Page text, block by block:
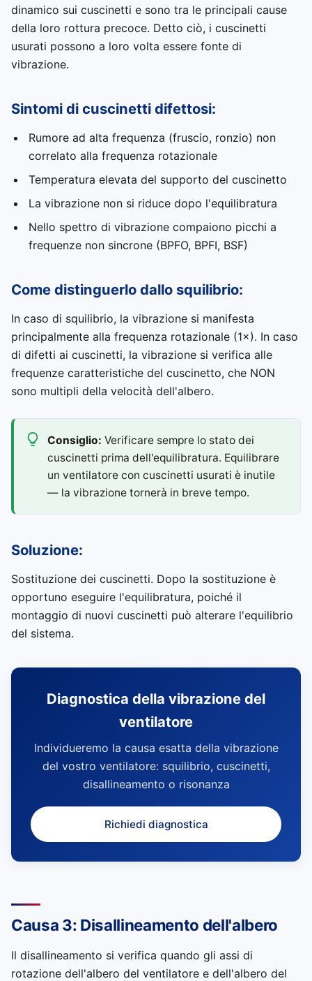
dinamico sui cuscinetti e sono tra le principali cause
della loro rottura precoce. Detto ciò, i cuscinetti
usurati possono a loro volta essere fonte di
vibrazione.
Sintomi di cuscinetti difettosi:
Rumore ad alta frequenza (fruscio, ronzio) non
correlato alla frequenza rotazionale
Temperatura elevata del supporto del cuscinetto
La vibrazione non si riduce dopo l'equilibratura
Nello spettro di vibrazione compaiono picchi a
frequenze non sincrone (BPFO, BPFI, BSF)
Come distinguerlo dallo squilibrio:
In caso di squilibrio, la vibrazione si manifesta
principalmente alla frequenza rotazionale (1×). In caso
di difetti ai cuscinetti, la vibrazione si verifica alle
frequenze caratteristiche del cuscinetto, che NON
sono multipli della velocità dell'albero.
Consiglio: Verificare sempre lo stato dei
cuscinetti prima dell'equilibratura. Equilibrare
un ventilatore con cuscinetti usurati è inutile
— la vibrazione tornerà in breve tempo.
Soluzione:
Sostituzione dei cuscinetti. Dopo la sostituzione è
opportuno eseguire l'equilibratura, poiché il
montaggio di nuovi cuscinetti può alterare l'equilibrio
del sistema.
Diagnostica della vibrazione del
ventilatore
Individueremo la causa esatta della vibrazione
del vostro ventilatore: squilibrio, cuscinetti,
disallineamento o risonanza
Richiedi diagnostica
Causa 3: Disallineamento dell'albero
Il disallineamento si verifica quando gli assi di
rotazione dell'albero del ventilatore e dell'albero del